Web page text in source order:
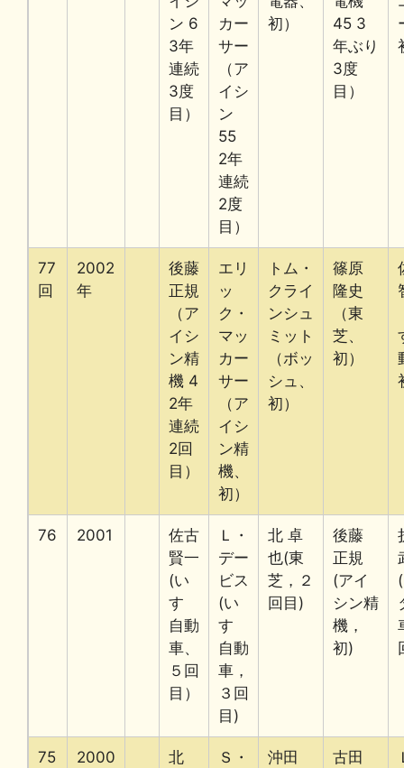
ン 6
3年
連続
3度
目）
カー
サー
（ア
イシ
ン
55
2年
連続
2度
目）
初）
45 3
年ぶり
3度
目）
77
回
2002
年
後藤
正規
（ア
イシ
ン精
機 4
2年
連続
2回
目）
エリ
ッ
ク・
マッ
カー
サー
（ア
イシ
ン精
機、
初）
トム・
クライ
ンシュ
ミット
（ボッ
シュ、
初）
篠原
隆史
（東
芝、
初）
76 2001
佐古
賢一
(い
すゞ
自動
車、
５回
目）
Ｌ・
デー
ビス
(い
すゞ
自動
車，
３回
目)
北 卓
也(東
芝，２
回目)
後藤
正規
(アイ
シン精
機，
初)
75 2000
北
Ｓ・
沖田
古田